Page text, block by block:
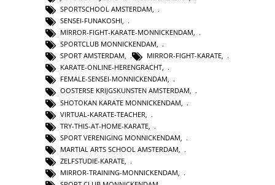
SPORTSCHOOL AMSTERDAM,
SENSEI-FUNAKOSHI,
MIRROR-FIGHT-KARATE-MONNICKENDAM,
SPORTCLUB MONNICKENDAM,
SPORT AMSTERDAM, MIRROR-FIGHT-KARATE,
KARATE-ONLINE-HERENGRACHT,
FEMALE-SENSEI-MONNICKENDAM,
OOSTERSE KRIJGSKUNSTEN AMSTERDAM,
SHOTOKAN KARATE MONNICKENDAM
VIRTUAL-KARATE-TEACHER
TRY-THIS-AT-HOME-KARATE
SPORT VERENIGING MONNICKENDAM
MARTIAL ARTS SCHOOL AMSTERDAM
ZELFSTUDIE-KARATE
MIRROR-TRAINING-MONNICKENDAM